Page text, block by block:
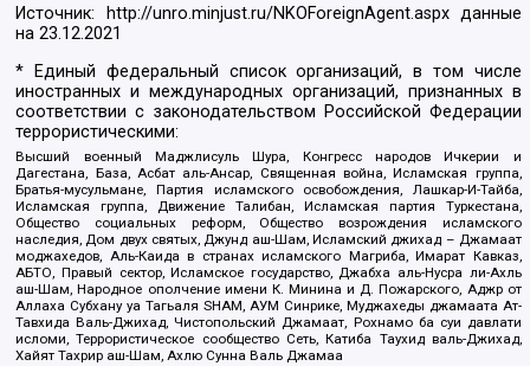
Источник: http://unro.minjust.ru/NKOForeignAgent.aspxданные
на23.12.2021
* Единый федеральный список организаций, в том числе
иностранных и международных организаций, признанных в
соответствии с законодательством Российской Федерации
террористическими:
Высший военный Маджлисуль Шура, Конгресс народов Ичкерии и
Дагестана, База, Асбат аль-Ансар, Священная война, Исламская группа,
Братья-мусульмане, Партия исламского освобождения, Лашкар-И-Тайба,
Исламская группа, Движение Талибан, Исламская партия Туркестана,
Общество социальных реформ, Общество возрождения исламского
наследия, Дом двух святых, Джунд аш-Шам, Исламский джихад – Джамаат
моджахедов, Аль-Каида в странах исламского Магриба, Имарат Кавказ,
АБТО, Правый сектор, Исламское государство, Джабха аль-Нусра ли-Ахль
аш-Шам, Народное ополчение имени К. Минина и Д. Пожарского, Аджр от
Аллаха Субхану уа Тагьаля SHAM, АУМ Синрике, Муджахеды джамаата Ат-
Тавхида Валь-Джихад, Чистопольский Джамаат, Рохнамо ба суи давлати
исломи, Террористическое сообщество Сеть, Катиба Таухид валь-Джихад,
Хайят Тахрир аш-Шам, Ахлю Сунна Валь Джамаа